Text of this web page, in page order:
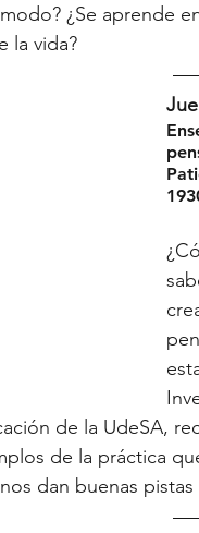
¿Se aprende
la vida?
de la UdeSA,
de la práctica
dan buenas